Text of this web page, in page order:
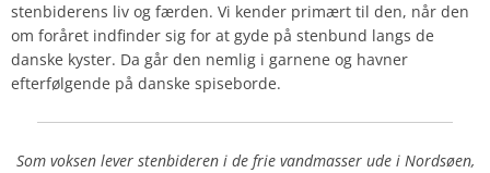
stenbiderens liv og færden. Vi kender primært til den, når den
om foråret indfinder sig for at gyde på stenbund langs de
danske kyster. Da går den nemlig i garnene og havner
efterfølgende på danske spiseborde.
Som voksen lever stenbideren i de frie vandmasser ude i Nordsøen,